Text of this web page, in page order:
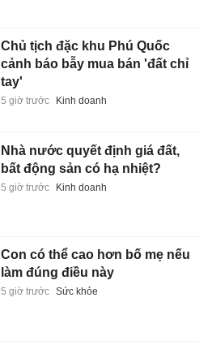
Chủ tịch đặc khu Phú Quốc
cảnh báo bẫy mua bán 'đất chỉ
tay'
5 giờ trước Kinh doanh
Nhà nước quyết định giá đất,
bất động sản có hạ nhiệt?
5 giờ trước Kinh doanh
Con có thể cao hơn bố mẹ nếu
làm đúng điều này
5 giờ trước Sức khỏe